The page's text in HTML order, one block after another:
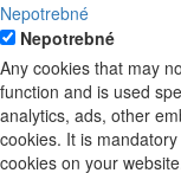
Nepotrebné
Nepotrebné
Any cookies that may
function and is used
analytics, ads, other
cookies. It is
cookies on your